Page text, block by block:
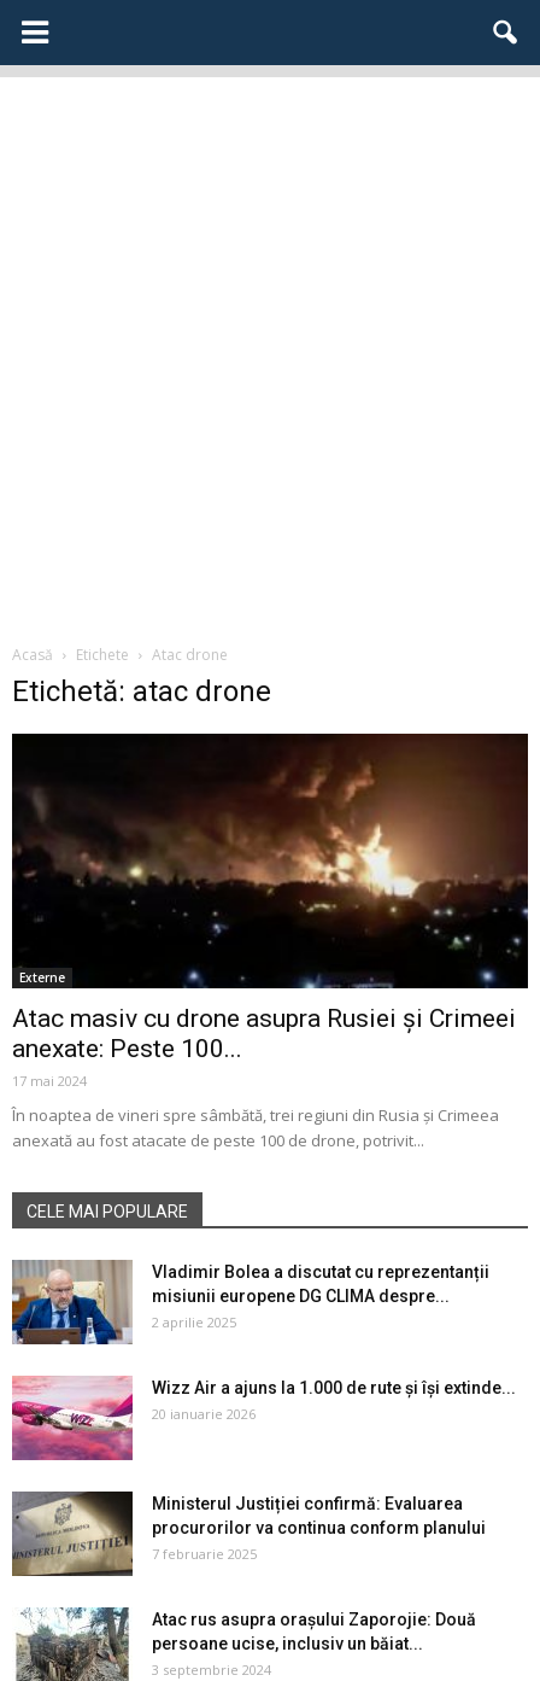
Acasă Etichete Atac drone
Etichetă: atac drone
Externe
Atac masiv cu drone asupra Rusiei și Crimeei
anexate: Peste 100...
17 mai 2024
În noaptea de vineri spre sâmbătă, trei regiuni din Rusia și Crimeea
anexată au fost atacate de peste 100 de drone, potrivit...
CELE MAI POPULARE
Vladimir Bolea a discutat cu reprezentanții
misiunii europene DG CLIMA despre...
2 aprilie 2025
Wizz Air a ajuns la 1.000 de rute și își extinde...
20 ianuarie 2026
Ministerul Justiției confirmă: Evaluarea
procurorilor va continua conform planului
7 februarie 2025
Atac rus asupra orașului Zaporojie: Două
persoane ucise, inclusiv un băiat...
3 septembrie 2024